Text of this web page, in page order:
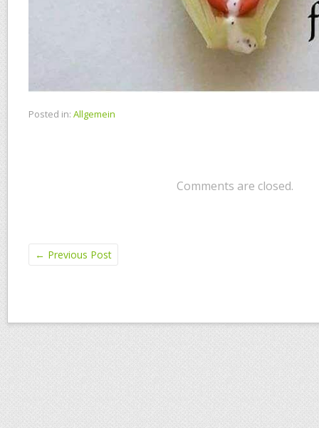
Posted in: Allgemein
Comments are closed.
← Previous Post